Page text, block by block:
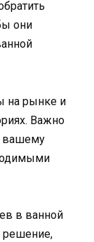
они
на рынке и
Важно
вашему
в ванной
решение,